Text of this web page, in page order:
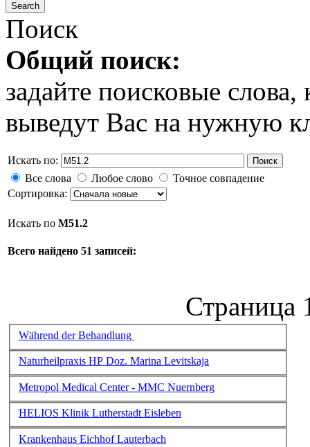
Поиск
Общий поиск:
задайте поисковые
выведут Вас на нужную
Искать по: Поиск
Все слова Любое слово
Точное совпадение
Сортировка:
Искать по M51.2
Всего найдено 51 записей:
Страница
Während der Behandlung
Naturheilpraxis HP Doz. Marina Levitskaja
Metropol Medical Center - MMC Nuernberg
HELIOS Klinik Lutherstadt Eisleben
Krankenhaus Eichhof Lauterbach